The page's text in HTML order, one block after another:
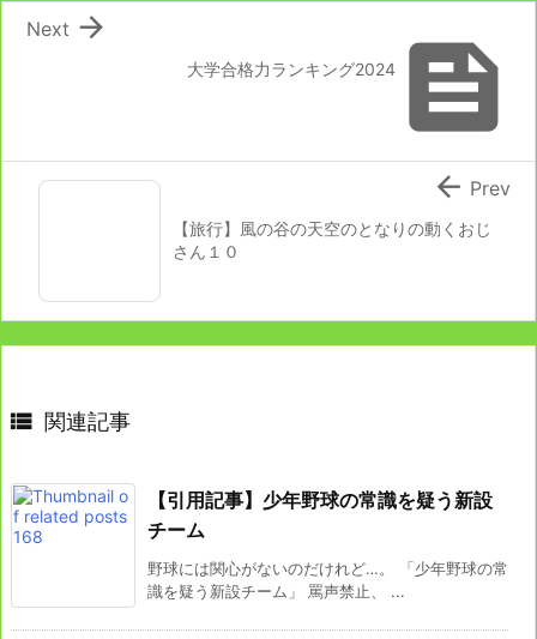

大学合格力ランキング2024

Next
【旅行】風の谷の天空のとなりの動くおじ
さん１０
 Prev
 関連記事
【引用記事】少年野球の常識を疑う新設
チーム
野球には関心がないのだけれど…。 「少年野球の常
識を疑う新設チーム」 罵声禁止、 ...